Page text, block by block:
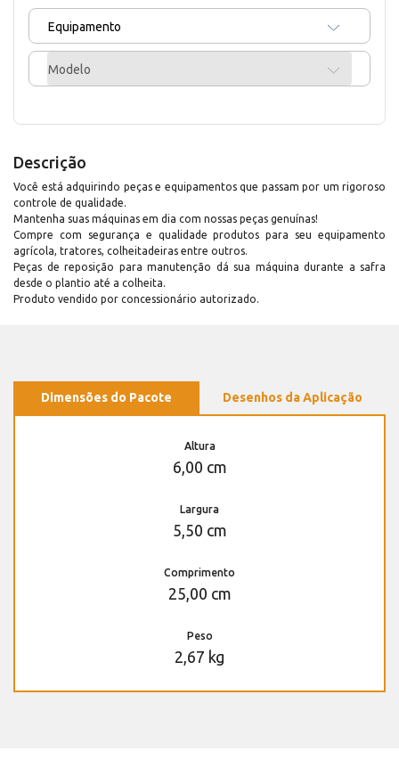
Equipamento
Modelo
Descrição
Você está adquirindo peças e equipamentos que passam por um rigoroso
controle de qualidade.
Mantenha suas máquinas em dia com nossas peças genuínas!
Compre com segurança e qualidade produtos para seu equipamento
agrícola, tratores, colheitadeiras entre outros.
Peças de reposição para manutenção dá sua máquina durante a safra
desde o plantio até a colheita.
Produto vendido por concessionário autorizado.
Dimensões do Pacote Desenhos da Aplicação
Altura
6,00 cm
Largura
5,50 cm
Comprimento
25,00 cm
Peso
2,67 kg